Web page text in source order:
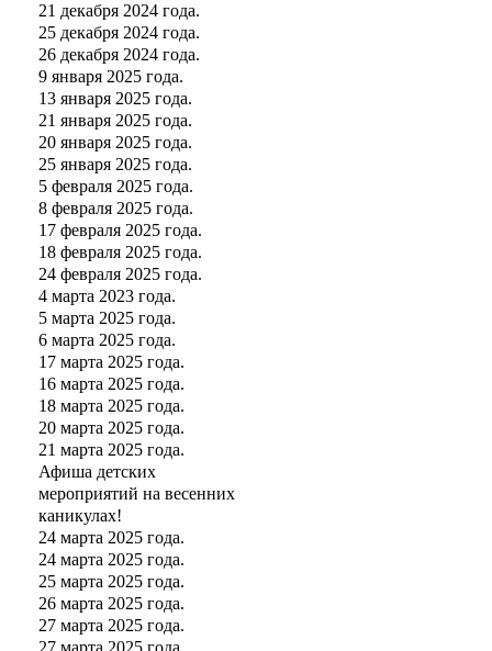
21 декабря 2024 года.
25 декабря 2024 года.
26 декабря 2024 года.
9 января 2025 года.
13 января 2025 года.
21 января 2025 года.
20 января 2025 года.
25 января 2025 года.
5 февраля 2025 года.
8 февраля 2025 года.
17 февраля 2025 года.
18 февраля 2025 года.
24 февраля 2025 года.
4 марта 2023 года.
5 марта 2025 года.
6 марта 2025 года.
17 марта 2025 года.
16 марта 2025 года.
18 марта 2025 года.
20 марта 2025 года.
21 марта 2025 года.
Афиша детских
мероприятий на весенних
каникулах!
24 марта 2025 года.
24 марта 2025 года.
25 марта 2025 года.
26 марта 2025 года.
27 марта 2025 года.
27 марта 2025 года.